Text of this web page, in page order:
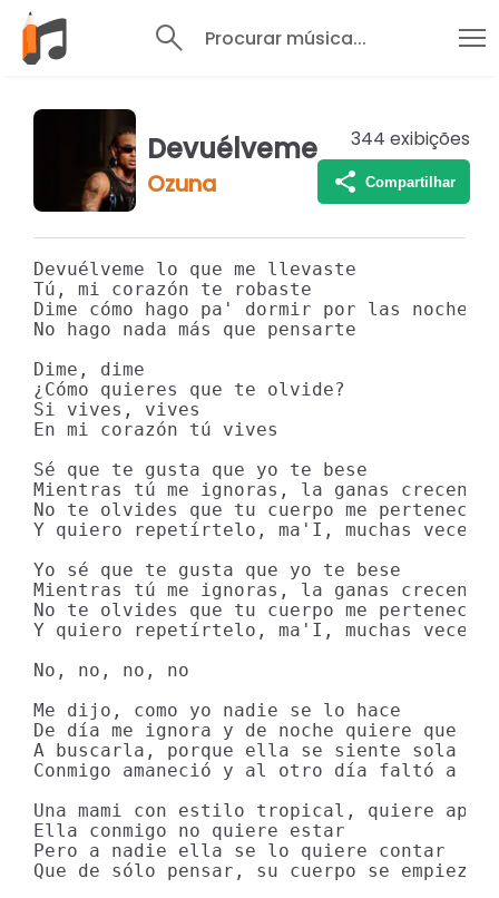
Procurar música...
Devuélveme
Ozuna
344 exibições
Compartilhar
Devuélveme lo que me llevaste
Tú, mi corazón te robaste
Dime cómo hago pa' dormir por las noches
No hago nada más que pensarte
Dime, dime
¿Cómo quieres que te olvide?
Si vives, vives
En mi corazón tú vives
Sé que te gusta que yo te bese
Mientras tú me ignoras, la ganas crecen
No te olvides que tu cuerpo me pertenece
Y quiero repetírtelo, ma'I, muchas veces
Yo sé que te gusta que yo te bese
Mientras tú me ignoras, la ganas crecen
No te olvides que tu cuerpo me pertenece
Y quiero repetírtelo, ma'I, muchas veces
No, no, no, no
Me dijo, como yo nadie se lo hace
De día me ignora y de noche quiere que
A buscarla, porque ella se siente sola
Conmigo amaneció y al otro día faltó a
Una mami con estilo tropical, quiere
Ella conmigo no quiere estar
Pero a nadie ella se lo quiere contar
Que de sólo pensar, su cuerpo se empieza